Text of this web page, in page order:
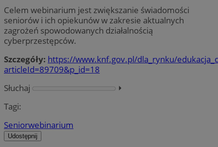
Celem webinarium jest zwiększanie świadomości
seniorów i ich opiekunów w zakresie aktualnych
zagrożeń spowodowanych działalnością
cyberprzestępców.
Szczegóły: https://www.knf.gov.pl/dla_rynku/
articleId=89709&p_id=18
Słuchaj
⏵︎
Tagi:
Seniorwebinarium
Udostępnij